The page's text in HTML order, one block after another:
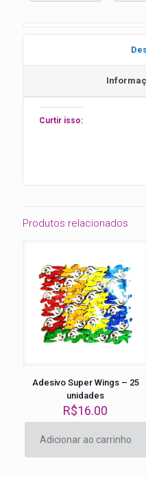
Curtir isso:
Produtos relacionados
Adesivo Super Wings – 25
unidades
R$16.00
Adicionar ao carrinho